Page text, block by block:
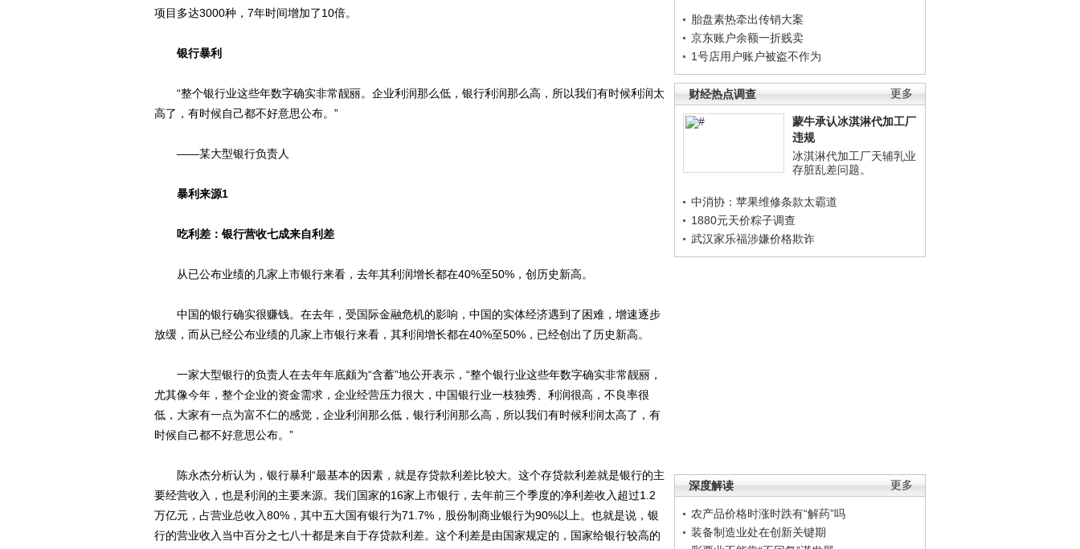
胎盘素热牵出传销大案
京东账户余额一折贱卖
1号店用户账户被盗不作为
更多
财经热点调查
蒙牛承认冰淇淋代加工厂
违规
冰淇淋代加工厂天辅乳业
存脏乱差问题。
中消协：苹果维修条款太霸道
1880元天价粽子调查
武汉家乐福涉嫌价格欺诈
更多
深度解读
农产品价格时涨时跌有“解药”吗
装备制造业处在创新关键期
项目多达3000种，7年时间增加了10倍。
银行暴利
“整个银行业这些年数字确实非常靓丽。企业利润那么低，银行利润那么高，所以我们有时候利润太
高了，有时候自己都不好意思公布。”
——某大型银行负责人
暴利来源1
吃利差：银行营收七成来自利差
从已公布业绩的几家上市银行来看，去年其利润增长都在40%至50%，创历史新高。
中国的银行确实很赚钱。在去年，受国际金融危机的影响，中国的实体经济遇到了困难，增速逐步
放缓，而从已经公布业绩的几家上市银行来看，其利润增长都在40%至50%，已经创出了历史新高。
一家大型银行的负责人在去年年底颇为“含蓄”地公开表示，“整个银行业这些年数字确实非常靓丽，
尤其像今年，整个企业的资金需求，企业经营压力很大，中国银行业一枝独秀、利润很高，不良率很
低，大家有一点为富不仁的感觉，企业利润那么低，银行利润那么高，所以我们有时候利润太高了，有
时候自己都不好意思公布。”
陈永杰分析认为，银行暴利“最基本的因素，就是存贷款利差比较大。这个存贷款利差就是银行的主
要经营收入，也是利润的主要来源。我们国家的16家上市银行，去年前三个季度的净利差收入超过1.2
万亿元，占营业总收入80%，其中五大国有银行为71.7%，股份制商业银行为90%以上。也就是说，银
行的营业收入当中百分之七八十都是来自于存贷款利差。这个利差是由国家规定的，国家给银行较高的